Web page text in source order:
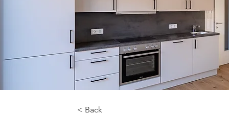
< Back